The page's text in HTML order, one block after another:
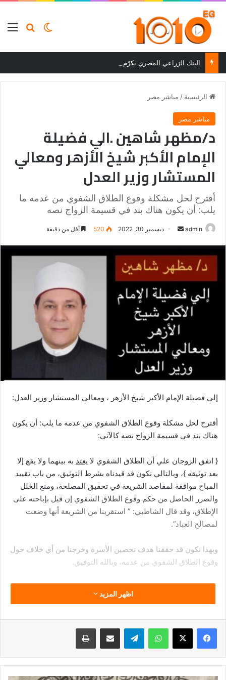
بحثالوضع
الرئيسية / مباشر مصر
مباشر مصر
د/مظهر شاهين .الي فضيلة
الإمام الأكبر شيخ الأزهر ومعالي
المستشار وزير العدل
أقترح لحل مشكلة وقوع الطلاق الشفوي من عدمه ما
يلب: أن يكون هناك بند في قسيمة الزواج نصه
admin
أرسل ديسمبر 30, 2022 520 أقل من دقيقة
إلي فضيلة الإمام الأكبر شيخ الأزهر ، ومعالي المستشار وزير العدل:
أقترح لحل مشكلة وقوع الطلاق الشفوي من عدمه ما يلب: أن يكون
هناك بند في قسيمة الزواج نصه كالآتي:
{ اتفق الزوجان علي أن الطلاق الشفوي لا يعتد به بينهما ولا يقع إلا
بعد توثيقه }، وبالتالي نكون قد قيدناه بشرط التوثيق، من باب تقييد
المباح موافقة لمقاصد الشريعة في تحقيق المصلحة، ومنع الخلل
والضرر الحاصل من حكم وقوع الطلاق الشفوي إن قيل بإباحته على
الإطلاق، وقد قال الشاطبي: ” استقرينا من الشريعة أنها وضعت
لمصالح العباد”.
وبهذا نكون قد حققنا هدف تحصين الأسرة وخرجنا من أي خلاف حول
وقوع الطلاق الشفوي من عدمه، وبالله التوفيق.
اظهر المزيد
فيسبوك ‫X واتساب تيلقرام مشاركة عبر البريد طباعة